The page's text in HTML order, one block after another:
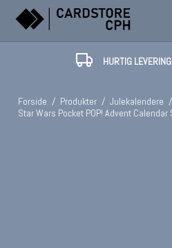
HURTIG
Forside / Produkter / Julekalendere /
Star Wars Pocket POP! Advent